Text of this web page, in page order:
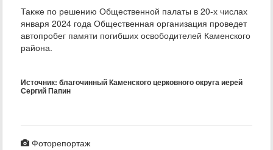
Также по решению Общественной палаты в 20-х числах
января 2024 года Общественная организация проведет
автопробег памяти погибших освободителей Каменского
района.
Источник: благочинный Каменского церковного округа иерей
Сергий Папин
Фоторепортаж